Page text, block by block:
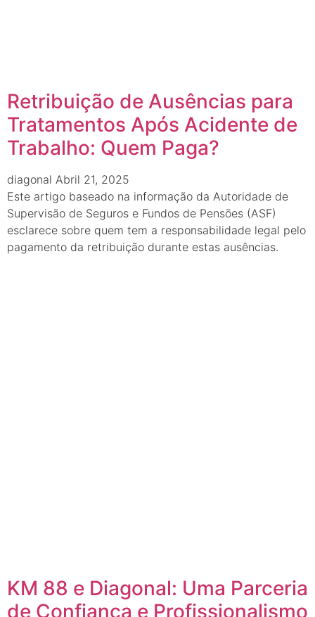
Retribuição de Ausências para
Tratamentos Após Acidente de
Trabalho: Quem Paga?
diagonal Abril 21, 2025
Este artigo baseado na informação da Autoridade de
Supervisão de Seguros e Fundos de Pensões (ASF)
esclarece sobre quem tem a responsabilidade legal pelo
pagamento da retribuição durante estas ausências.
KM 88 e Diagonal: Uma Parceria
de Confiança e Profissionalismo